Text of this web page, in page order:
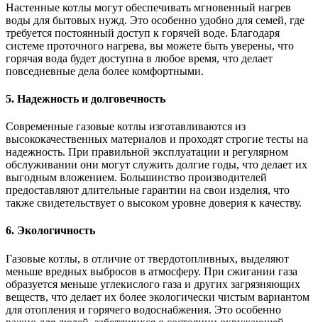
Настенные котлы могут обеспечивать мгновенный нагрев
воды для бытовых нужд. Это особенно удобно для семей, где
требуется постоянный доступ к горячей воде. Благодаря
системе проточного нагрева, вы можете быть уверены, что
горячая вода будет доступна в любое время, что делает
повседневные дела более комфортными.
5. Надежность и долговечность
Современные газовые котлы изготавливаются из
высококачественных материалов и проходят строгие тесты на
надежность. При правильной эксплуатации и регулярном
обслуживании они могут служить долгие годы, что делает их
выгодным вложением. Большинство производителей
предоставляют длительные гарантии на свои изделия, что
также свидетельствует о высоком уровне доверия к качеству.
6. Экологичность
Газовые котлы, в отличие от твердотопливных, выделяют
меньше вредных выбросов в атмосферу. При сжигании газа
образуется меньше углекислого газа и других загрязняющих
веществ, что делает их более экологически чистым вариантом
для отопления и горячего водоснабжения. Это особенно